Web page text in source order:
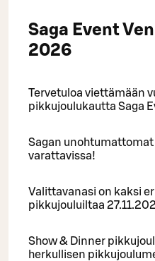
Saga Event
2026
Tervetuloa viettämään
pikkujoulukautta Saga
Sagan
varattavissa!
Valittavanasi on kaksi
pikkujouluiltaa
Show & Dinner
herkullisen